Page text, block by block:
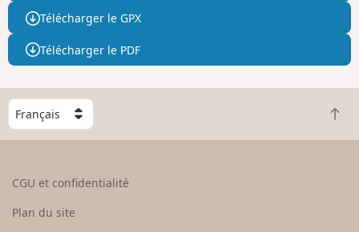
Télécharger le GPX
Télécharger le PDF
C
h
o
R
e
CGU et confidentialité
Plan du site